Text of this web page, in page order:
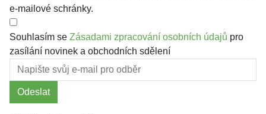
e-mailové schránky.
Souhlasím se Zásadami zpracování osobních údajů pro
zasílání novinek a obchodních sdělení
Odeslat